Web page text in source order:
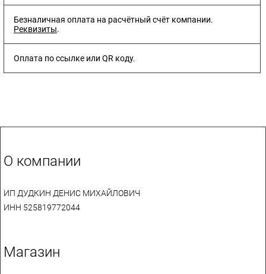
Безналичная оплата на расчётный счёт компании.
Реквизиты.
Оплата по ссылке или QR коду.
О компании
ИП ДУДКИН ДЕНИС МИХАЙЛОВИЧ
ИНН 525819772044
Магазин